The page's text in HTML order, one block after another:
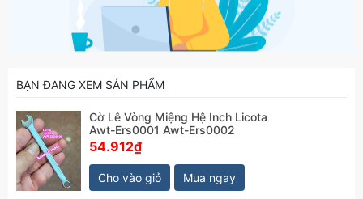
BẠN ĐANG XEM SẢN PHẨM
Cờ Lê Vòng Miệng Hệ Inch Licota
Awt-Ers0001 Awt-Ers0002
54.912₫
Cho vào giỏ Mua ngay